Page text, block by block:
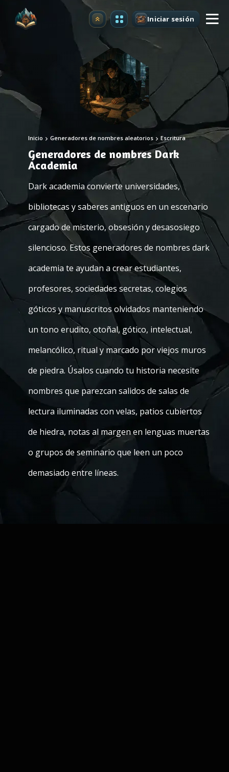
Mejorar Iniciar sesión
Inicio Generadores de nombres aleatorios Escritura
Generadores de nombres Dark
Academia
Dark academia convierte universidades,
bibliotecas y saberes antiguos en un escenario
cargado de misterio, obsesión y desasosiego
silencioso. Estos generadores de nombres dark
academia te ayudan a crear estudiantes,
profesores, sociedades secretas, colegios
góticos y manuscritos olvidados manteniendo
un tono erudito, otoñal, gótico, intelectual,
melancólico, ritual y marcado por viejos muros
de piedra. Úsalos cuando tu historia necesite
nombres que parezcan salidos de salas de
lectura iluminadas con velas, patios cubiertos
de hiedra, notas al margen en lenguas muertas
o grupos de seminario que leen un poco
demasiado entre líneas.